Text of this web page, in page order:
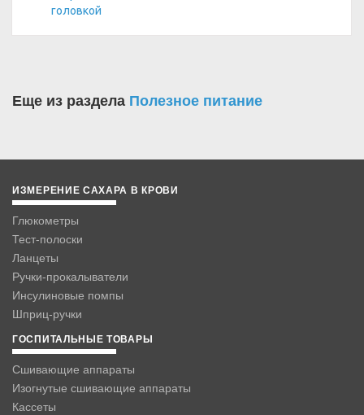
Еще из раздела Полезное питание
ИЗМЕРЕНИЕ САХАРА В КРОВИ
Глюкометры
Тест-полоски
Ланцеты
Ручки-прокалыватели
Инсулиновые помпы
Шприц-ручки
ГОСПИТАЛЬНЫЕ ТОВАРЫ
Сшивающие аппараты
Изогнутые сшивающие аппараты
Кассеты